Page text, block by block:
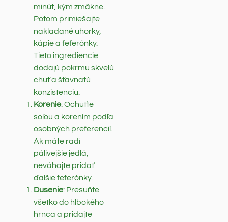
minút, kým zmäkne.
Potom primiešajte
nakladané uhorky,
kápie a feferónky.
Tieto ingrediencie
dodajú pokrmu skvelú
chuť a šťavnatú
konzistenciu.
Korenie: Ochuťte
soľou a korením podľa
osobných preferencií.
Ak máte radi
pálivejšie jedlá,
neváhajte pridať
ďalšie feferónky.
Dusenie: Presuňte
všetko do hlbokého
hrnca a pridajte